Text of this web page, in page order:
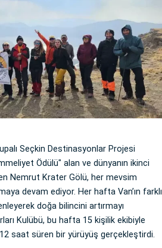
Seçkin Destinasyonlar Projesi
Ödülü" alan ve dünyanın ikinci
Nemrut Krater Gölü, her mevsim
devam ediyor. Her hafta Van’ın farklı
doğa bilincini artırmayı
Kulübü, bu hafta 15 kişilik ekibiyle
12 saat süren bir yürüyüş gerçekleştirdi.